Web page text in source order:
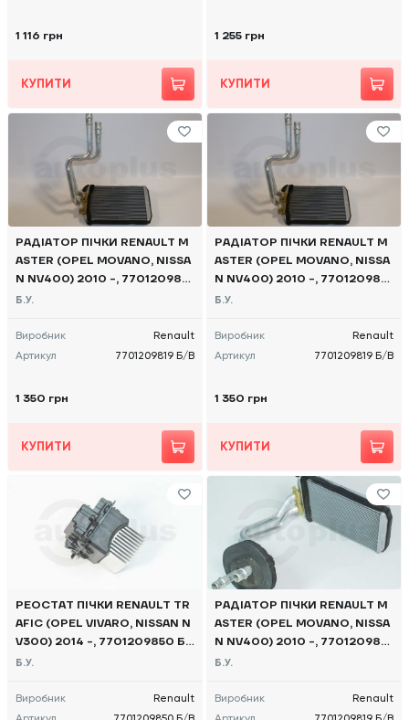
1 116 грн
КУПИТИ
1 255 грн
КУПИТИ
РАДІАТОР ПІЧКИ RENAULT M
ASTER (OPEL MOVANO, NISSA
N NV400) 2010 -, 7701209819
Б/В
Б.У.
Виробник
Renault
Артикул
7701209819 Б/В
1 350 грн
КУПИТИ
РАДІАТОР ПІЧКИ RENAULT M
ASTER (OPEL MOVANO, NISSA
N NV400) 2010 -, 7701209819
Б/В
Б.У.
Виробник
Renault
Артикул
7701209819 Б/В
1 350 грн
КУПИТИ
РЕОСТАТ ПІЧКИ RENAULT TR
AFIC (OPEL VIVARO, NISSAN N
V300) 2014 -, 7701209850 Б/
В
Б.У.
Виробник
Renault
РАДІАТОР ПІЧКИ RENAULT M
ASTER (OPEL MOVANO, NISSA
N NV400) 2010 -, 7701209819
Б/В
Б.У.
Виробник
Renault